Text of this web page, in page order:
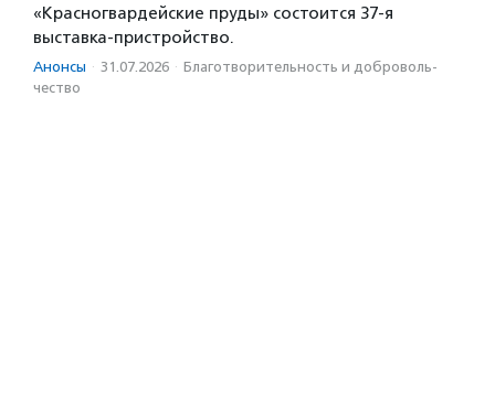
«Красногвардейские пруды» состоится 37-я
выставка-пристройство.
Анонсы · 31.07.2026 · Благотвори­тель­ность и доброволь­
чест­во